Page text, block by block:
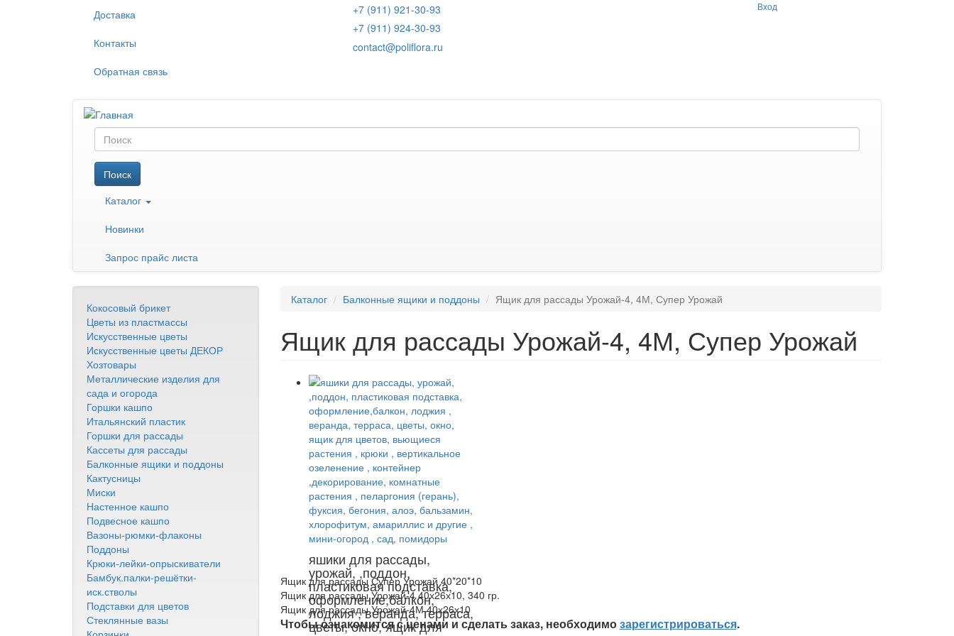
Доставка
Контакты
Обратная связь
+7 (911) 921-30-93
+7 (911) 924-30-93
contact@poliflora.ru
Вход
Поиск
Поиск
Каталог
Новинки
Запрос прайс листа
Кокосовый брикет
Цветы из пластмассы
Искусственные цветы
Искусственные цветы ДЕКОР
Хозтовары
Металлические изделия для
сада и огорода
Горшки кашпо
Итальянский пластик
Горшки для рассады
Кассеты для рассады
Балконные ящики и поддоны
Кактусницы
Миски
Настенное кашпо
Подвесное кашпо
Вазоны-рюмки-флаконы
Поддоны
Крюки-лейки-опрыскиватели
Бамбук.палки-решётки-
иск.стволы
Подставки для цветов
Стеклянные вазы
Каталог Балконные ящики и поддоны Ящик для рассады Урожай-4, 4М, Супер Урожай
Ящик для рассады Урожай-4, 4М, Супер Урожай
яшики для рассады,
урожай, ,поддон,
пластиковая подставка,
оформление,балкон,
лоджия , веранда, терраса,
цветы, окно, ящик для
Ящик для рассады Супер Урожай 40*20*10
Ящик для рассады Урожай-4 40х26х10, 340 гр.
Ящик для рассады Урожай-4М 40х26х10
Чтобы ознакомится с ценами и сделать заказ, необходимозарегистрироваться.